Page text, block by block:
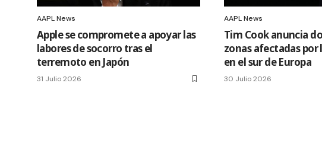
AAPL News
Apple se compromete a apoyar las
labores de socorro tras el
terremoto en Japón
31 Julio 2026
AAPL News
Tim Cook anuncia
zonas afectadas por
en el sur de Europa
30 Julio 2026